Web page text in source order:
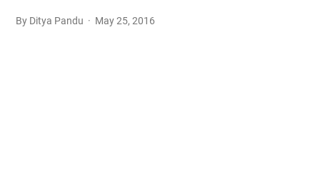
By Ditya Pandu May 25, 2016